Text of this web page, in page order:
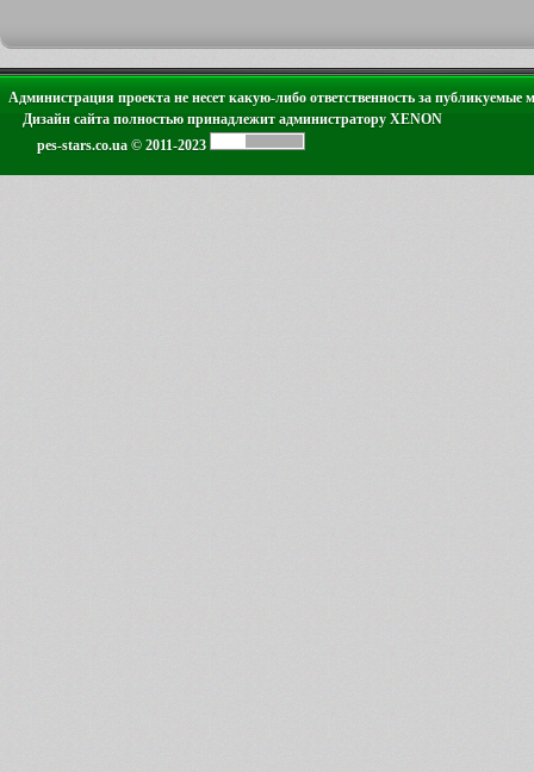
Администрация проекта не несет какую-либо ответственность за публикуемые
Дизайн сайта полностью принадлежит администратору XENON
pes-stars.co.ua © 2011-2023